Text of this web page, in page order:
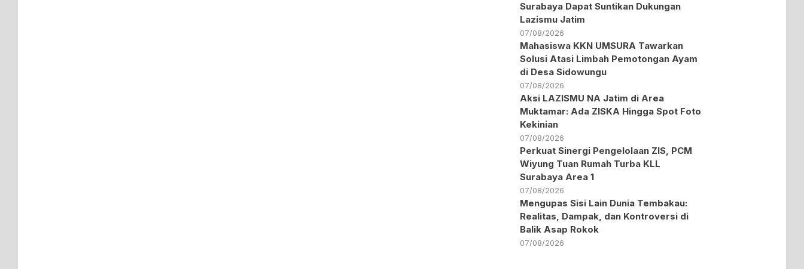
Surabaya Dapat Suntikan Dukungan
Lazismu Jatim
07/08/2026
Mahasiswa KKN UMSURA Tawarkan
Solusi Atasi Limbah Pemotongan Ayam
di Desa Sidowungu
07/08/2026
Aksi LAZISMU NA Jatim di Area
Muktamar: Ada ZISKA Hingga Spot Foto
Kekinian
07/08/2026
Perkuat Sinergi Pengelolaan ZIS, PCM
Wiyung Tuan Rumah Turba KLL
Surabaya Area 1
07/08/2026
Mengupas Sisi Lain Dunia Tembakau:
Realitas, Dampak, dan Kontroversi di
Balik Asap Rokok
07/08/2026